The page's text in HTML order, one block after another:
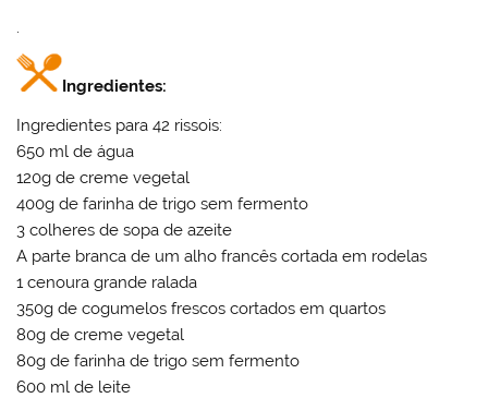
.
Ingredientes:
Ingredientes para 42 rissois:
650 ml de água
120g de creme vegetal
400g de farinha de trigo sem fermento
3 colheres de sopa de azeite
A parte branca de um alho francês cortada em rodelas
1 cenoura grande ralada
350g de cogumelos frescos cortados em quartos
80g de creme vegetal
80g de farinha de trigo sem fermento
600 ml de leite